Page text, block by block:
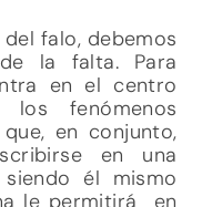
falo, debemos
la falta. Para
en el centro
fenómenos
en conjunto,
en una
él mismo
le permitirá
en